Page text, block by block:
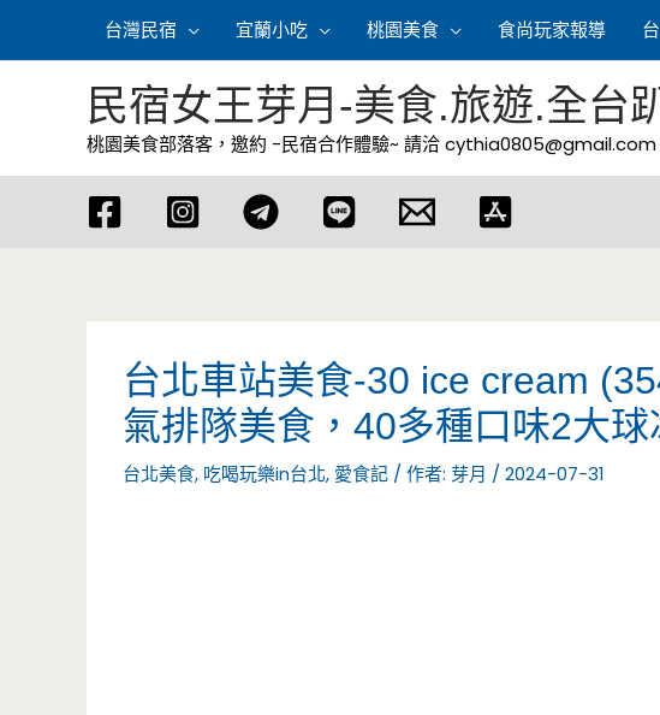
容
台灣民宿 宜蘭小吃 桃園美食 食尚玩家報導
民宿女王芽月-美食.旅遊.全台
桃園美食部落客，邀約 -民宿合作體驗~ 請洽cythia0805@gmail.com
台北車站美食-30 ice cream
氣排隊美食，40多種口味2大球
台北美食, 吃喝玩樂in台北, 愛食記 / 作者: 芽月 / 2024-07-31